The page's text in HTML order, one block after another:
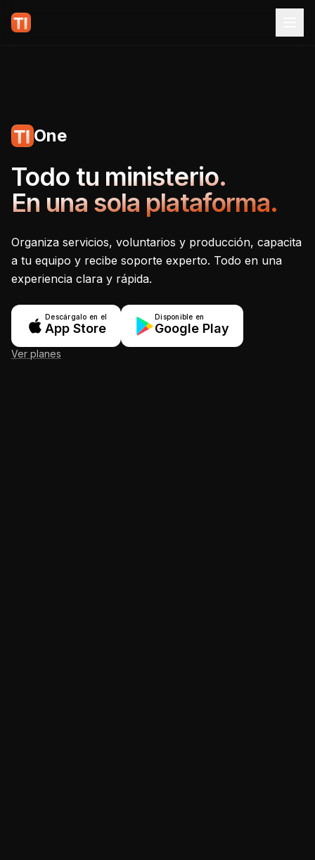
One
Tecnoiglesia One -
Todo tu ministerio.
En una sola plataforma.
Organiza servicios, voluntarios y producción, capacita
a tu equipo y recibe soporte experto. Todo en una
experiencia clara y rápida.
Descárgalo en el
App Store
Disponible en
Google Play
Ver planes